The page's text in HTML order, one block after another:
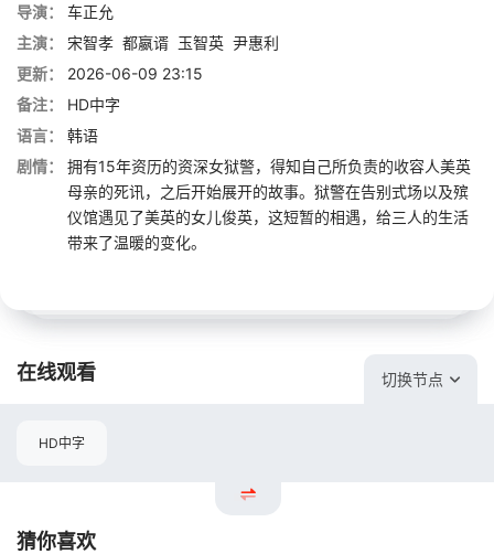
导演：
车正允
主演：
宋智孝 都嬴谞 玉智英 尹惠利
更新：
2026-06-09 23:15
备注：
HD中字
语言：
韩语
剧情：
拥有15年资历的资深女狱警，得知自己所负责的收容人美英
母亲的死讯，之后开始展开的故事。狱警在告别式场以及殡
仪馆遇见了美英的女儿俊英，这短暂的相遇，给三人的生活
带来了温暖的变化。
在线观看 切换节点
HD中字
猜你喜欢